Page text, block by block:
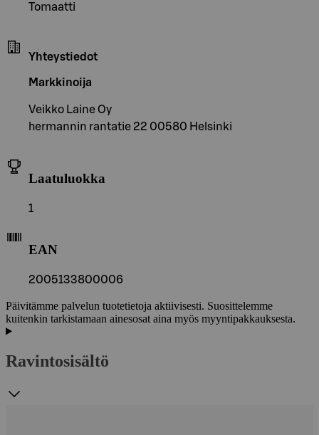
Tomaatti
Yhteystiedot
Markkinoija
Veikko Laine Oy
hermannin rantatie 22 00580 Helsinki
Laatuluokka
1
EAN
2005133800006
Päivitämme palvelun tuotetietoja aktiivisesti. Suosittelemme
kuitenkin tarkistamaan ainesosat aina myös myyntipakkauksesta.
Ravintosisältö